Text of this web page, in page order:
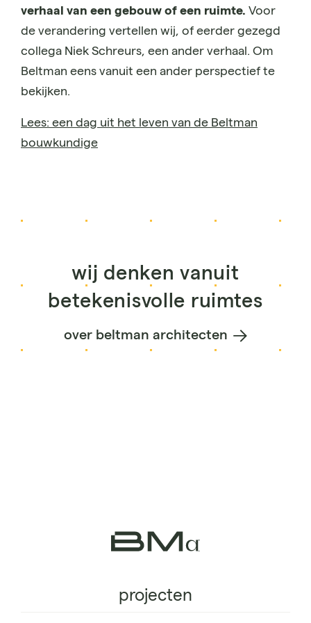
verhaal van een gebouw of een ruimte. Voor
de verandering vertellen wij, of eerder gezegd
collega Niek Schreurs, een ander verhaal. Om
Beltman eens vanuit een ander perspectief te
bekijken.
Lees: een dag uit het leven van de Beltman
bouwkundige
wij denken vanuit
betekenisvolle ruimtes
over beltman architecten
projecten